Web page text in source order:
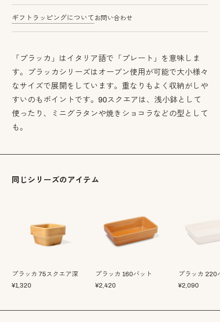
ギフトラッピングについて お問い合わせ
「プラッカ」はイタリア語で「プレート」を意味しま
す。プラッカシリーズはオーブン使用が可能で大小様々
なサイズで展開をしています。重なりもよく収納がしや
すいのもポイントです。90スクエアは、浅小鉢として
使ったり、ミニグラタンや焼きショコラなどの型として
も。
同じシリーズのアイテム
プラッカ 75スクエア深
¥1,320
プラッカ 160バット
¥2,420
プラッカ 220
¥2,090